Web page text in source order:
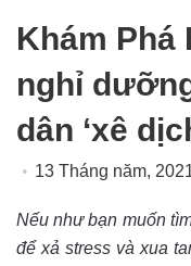
Khám Phá
nghỉ
dân ‘xê
13 Tháng năm,
Nếu như bạn muốn
để xả stress và xua